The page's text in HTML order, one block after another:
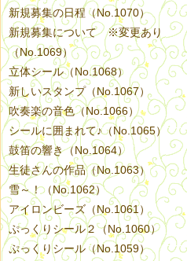
新規募集の日程（No.1070）
新規募集について ※変更あり
（No.1069）
立体シール（No.1068）
新しいスタンプ（No.1067）
吹奏楽の音色（No.1066）
シールに囲まれて♪（No.1065）
鼓笛の響き（No.1064）
生徒さんの作品（No.1063）
雪～！（No.1062）
アイロンビーズ（No.1061）
ぷっくりシール２（No.1060）
ぷっくりシール（No.1059）